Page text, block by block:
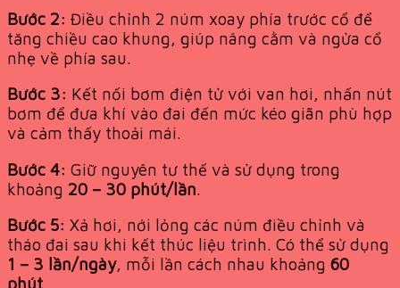
Bước 2: Điều chỉnh 2 núm xoay phía trước cổ để
tăng chiều cao khung, giúp nâng cằm và ngửa cổ
nhẹ về phía sau.
Bước 3: Kết nối bơm điện tử với van hơi, nhấn nút
bơm để đưa khí vào đai đến mức kéo giãn phù hợp
và cảm thấy thoải mái.
Bước 4: Giữ nguyên tư thế và sử dụng trong
khoảng 20 – 30 phút/lần.
Bước 5: Xả hơi, nới lỏng các núm điều chỉnh và
tháo đai sau khi kết thúc liệu trình. Có thể sử dụng
1 – 3 lần/ngày, mỗi lần cách nhau khoảng 60
phút